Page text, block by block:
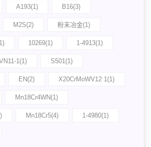
A193(1) B16(3)
M2S(2) 粉末冶金(1)
10269(1) 1-4913(1)
1(1) S501(1)
EN(2) X20CrMoWV12 1(1)
Mn18Cr4WN(1)
Mn18Cr5(4) 1-4980(1)